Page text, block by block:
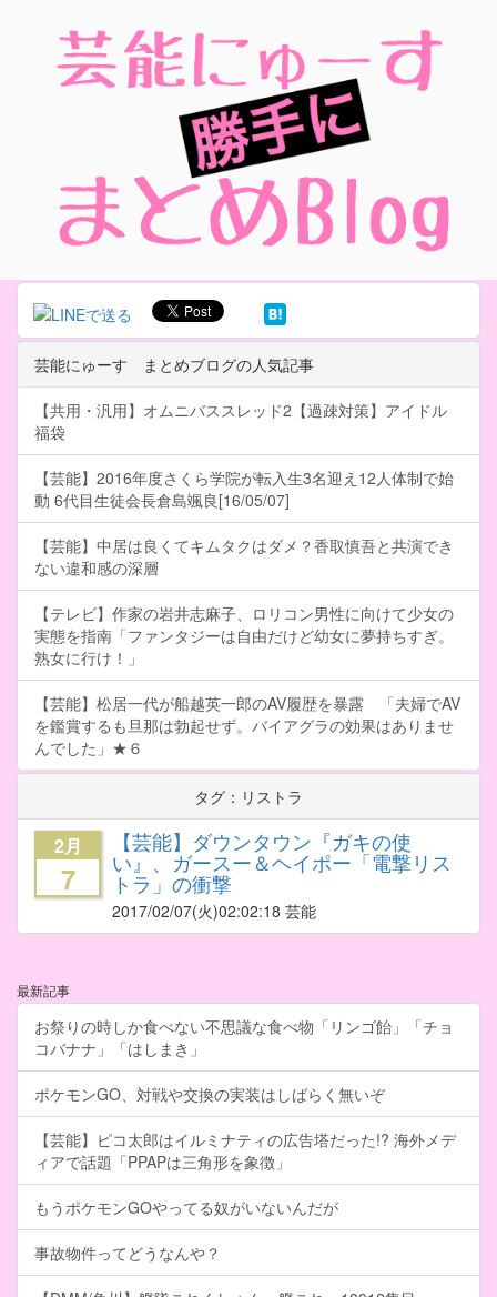
芸能にゅーす まとめブログの人気記事
【共用・汎用】オムニバススレッド2【過疎対策】アイドル
福袋
【芸能】2016年度さくら学院が転入生3名迎え12人体制で始
動 6代目生徒会長倉島颯良[16/05/07]
【芸能】中居は良くてキムタクはダメ？香取慎吾と共演でき
ない違和感の深層
【テレビ】作家の岩井志麻子、ロリコン男性に向けて少女の
実態を指南「ファンタジーは自由だけど幼女に夢持ちすぎ。
熟女に行け！」
【芸能】松居一代が船越英一郎のAV履歴を暴露 「夫婦でAV
を鑑賞するも旦那は勃起せず。バイアグラの効果はありませ
んでした」★６
タグ：リストラ
2月
7
【芸能】ダウンタウン『ガキの使
い』、ガースー＆ヘイポー「電撃リス
トラ」の衝撃
2017/02/07(火)02:02:18 芸能
最新記事
お祭りの時しか食べない不思議な食べ物「リンゴ飴」「チョ
コバナナ」「はしまき」
ポケモンGO、対戦や交換の実装はしばらく無いぞ
【芸能】ピコ太郎はイルミナティの広告塔だった!? 海外メデ
ィアで話題「PPAPは三角形を象徴」
もうポケモンGOやってる奴がいないんだが
事故物件ってどうなんや？